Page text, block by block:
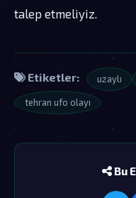
talep etmeliyiz.
Etiketler: uzaylı
tehran ufo olayı
Bu